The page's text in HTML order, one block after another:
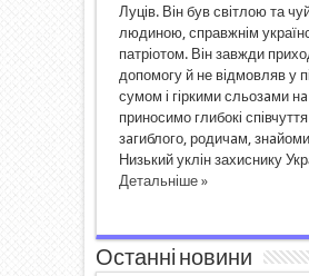
Луців. Він був світлою та
людиною, справжнім
патріотом. Він завжди
допомогу й не відмовляв у
сумом i гiркими сльозaми нa
приносимо глибокi спiвчуття
зaгиблого, родичaм,
Низький уклін захиснику
Детальніше »
Останні новини